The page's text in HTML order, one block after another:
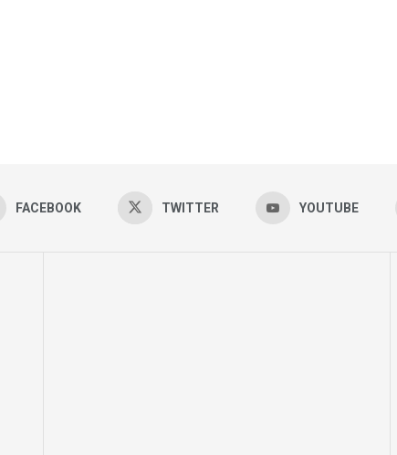
FACEBOOK TWITTER YOUTUBE